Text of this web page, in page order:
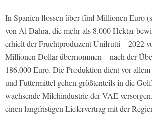
In Spanien flossen über fünf Millionen Euro
von Al Dahra, die mehr als 8.000 Hektar
erhielt der Fruchtproduzent Unifrutti – 2022
Millionen Dollar übernommen – nach der
186.000 Euro. Die Produktion dient vor
und Futtermittel gehen größtenteils in die
wachsende Milchindustrie der VAE
einen langfristigen Liefervertrag mit der